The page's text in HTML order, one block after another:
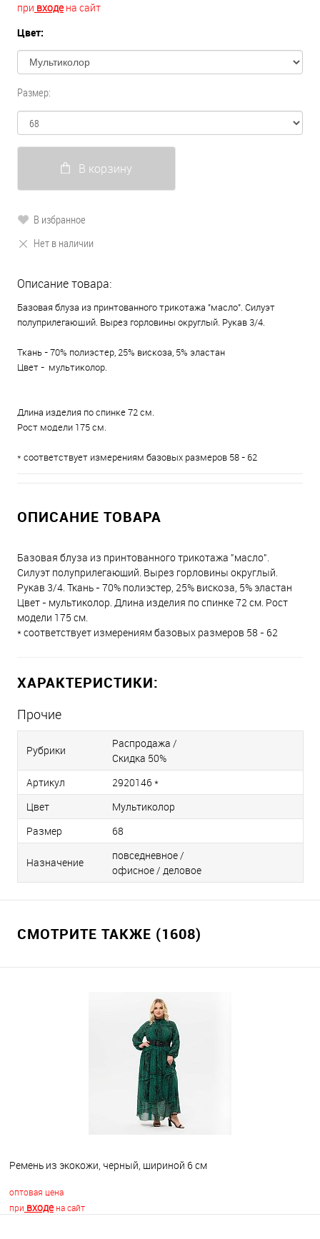
при входена сайт
Цвет:
Размер:
В корзину
В избранное
Нет в наличии
Описание товара:
Базовая блуза из принтованного трикотажа "масло". Силуэт
полуприлегающий. Вырез горловины округлый. Рукав 3/4.
Ткань - 70% полиэстер, 25% вискоза, 5% эластан
Цвет - мультиколор.
Длина изделия по спинке 72 см.
Рост модели 175 см.
* соответствует измерениям базовых размеров 58 - 62
ОПИСАНИЕ ТОВАРА
Базовая блуза из принтованного трикотажа "масло".
Силуэт полуприлегающий. Вырез горловины округлый.
Рукав 3/4. Ткань - 70% полиэстер, 25% вискоза, 5% эластан
Цвет - мультиколор. Длина изделия по спинке 72 см. Рост
модели 175 см.
* соответствует измерениям базовых размеров 58 - 62
ХАРАКТЕРИСТИКИ:
Прочие
Рубрики
Распродажа /
Скидка 50%
Артикул
2920146 *
Цвет
Мультиколор
Размер
68
Назначение
повседневное /
офисное / деловое
СМОТРИТЕ ТАКЖЕ (1608)
Ремень из экокожи, черный, шириной 6 см
оптовая цена
при входена сайт